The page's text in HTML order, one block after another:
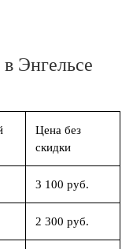
Энгельсе
Цена без
скидки
3 100 руб.
2 300 руб.